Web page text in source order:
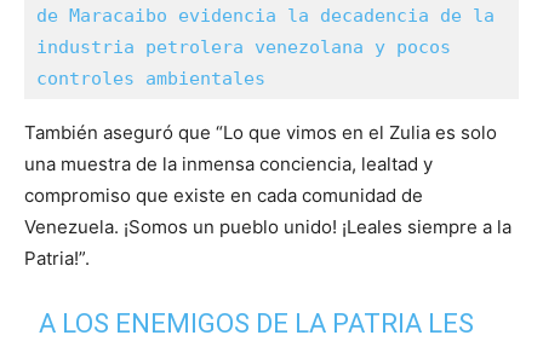
de Maracaibo evidencia la decadencia de la
industria petrolera venezolana y pocos
controles ambientales
También aseguró que “Lo que vimos en el Zulia es solo
una muestra de la inmensa conciencia, lealtad y
compromiso que existe en cada comunidad de
Venezuela. ¡Somos un pueblo unido! ¡Leales siempre a la
Patria!”.
A LOS ENEMIGOS DE LA PATRIA LES